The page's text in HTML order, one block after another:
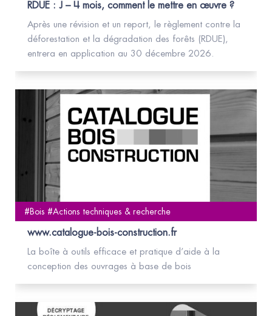
RDUE : J – 4 mois, comment le mettre en œuvre ?
Après une révision et un report, le règlement contre la
déforestation et la dégradation des forêts (RDUE),
entrera en application au 30 décembre 2026.
#Bois #Actions techniques & recherche
www.catalogue-bois-construction.fr
La boîte à outils efficace et pratique d’aide à la
conception des ouvrages à base de bois